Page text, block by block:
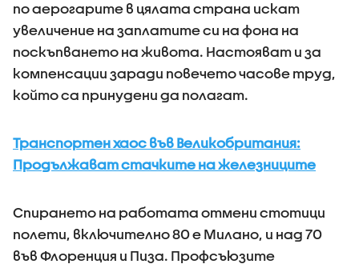
по аерогарите в цялата страна искат
увеличение на заплатите си на фона на
поскъпването на живота. Настояват и за
компенсации заради повечето часове труд,
който са принудени да полагат.
Транспортен хаос във Великобритания:
Продължават стачките на железниците
Спирането на работата отмени стотици
полети, включително 80 е Милано, и над 70
във Флоренция и Пиза. Профсъюзите